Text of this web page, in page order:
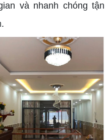
và nhanh chóng tận